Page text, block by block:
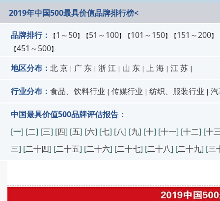
2019年中国500最具价值品牌排行榜<
品牌排行： 【1～50】【51～100】【101～150】【151～200】
【451～500】
地区分布： 北 京 | 广 东 | 浙 江 | 山 东 | 上 海 | 江 苏 |
行业分布： 食品、饮料行业 | 传媒行业 | 纺织、服装行业 |
中国最具价值500品牌评估报告：
[一] [二] [三] [四] [五] [六] [七] [八] [九] [十] [十一] [十二] [十
三] [二十四] [二十五] [二十六] [二十七] [二十八] [二十九] [三